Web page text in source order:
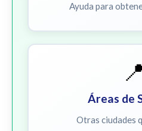
Ayuda para
📍
Áreas de
Otras ciudades